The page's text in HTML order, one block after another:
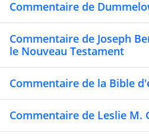
Commentaire de
Commentaire de Joseph
le Nouveau Testament
Commentaire de la Bible
Commentaire de Leslie M.